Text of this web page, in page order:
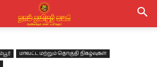
மாவட்ட மற்றும் தொகுதி நிகழ்வுகள்